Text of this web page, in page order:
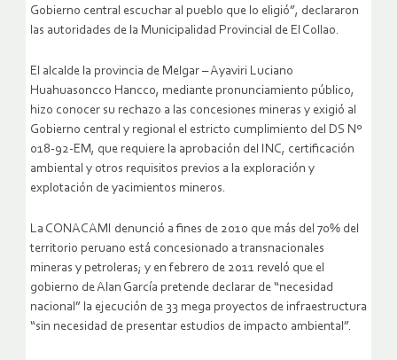
Gobierno central escuchar al pueblo que lo eligió”, declararon
las autoridades de la Municipalidad Provincial de El Collao.
El alcalde la provincia de Melgar – Ayaviri Luciano
Huahuasoncco Hancco, mediante pronunciamiento público,
hizo conocer su rechazo a las concesiones mineras y exigió al
Gobierno central y regional el estricto cumplimiento del DS Nº
018-92-EM, que requiere la aprobación del INC, certificación
ambiental y otros requisitos previos a la exploración y
explotación de yacimientos mineros.
La CONACAMI denunció a fines de 2010 que más del 70% del
territorio peruano está concesionado a transnacionales
mineras y petroleras; y en febrero de 2011 reveló que el
gobierno de Alan García pretende declarar de “necesidad
nacional” la ejecución de 33 mega proyectos de infraestructura
“sin necesidad de presentar estudios de impacto ambiental”.